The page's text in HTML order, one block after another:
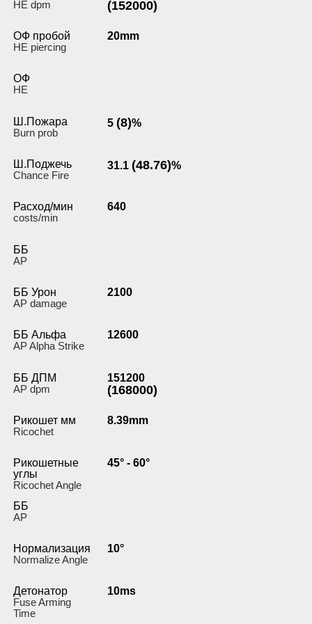
HE dpm (152000)
ОФ пробой
HE piercing
20mm
ОФ
HE
Ш.Пожара
Burn prob
5 (8)%
Ш.Поджечь
Chance Fire
31.1 (48.76)%
Расход/мин
costs/min
640
ББ
AP
ББ Урон
AP damage
2100
ББ Альфа
AP Alpha Strike
12600
ББ ДПМ
AP dpm
151200
(168000)
Рикошет мм
Ricochet
8.39mm
Рикошетные
углы
Ricochet Angle
45° - 60°
ББ
AP
Нормализация
Normalize Angle
10°
Детонатор
Fuse Arming
Time
10ms